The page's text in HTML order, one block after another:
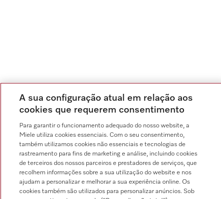
A sua configuração atual em relação aos
cookies que requerem consentimento
Para garantir o funcionamento adequado do nosso website, a
Miele utiliza cookies essenciais. Com o seu consentimento,
também utilizamos cookies não essenciais e tecnologias de
rastreamento para fins de marketing e análise, incluindo cookies
de terceiros dos nossos parceiros e prestadores de serviços, que
recolhem informações sobre a sua utilização do website e nos
ajudam a personalizar e melhorar a sua experiência online. Os
cookies também são utilizados para personalizar anúncios. Sob